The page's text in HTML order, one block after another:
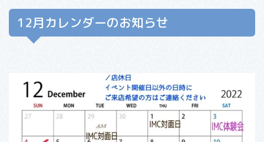
12月カレンダーのお知らせ